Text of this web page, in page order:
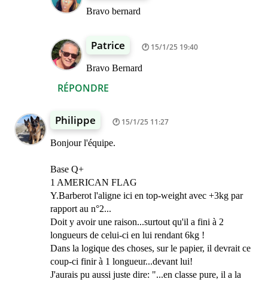
RÉPONDRE
Bravo bernard
Patrice 15/1/25 19:40
Bravo Bernard
Philippe 15/1/25 11:27
Bonjour l'équipe.
Base Q+
1 AMERICAN FLAG
Y.Barberot l'aligne ici en top-weight avec +3kg par
rapport au n°2...
Doit y avoir une raison...surtout qu'il a fini à 2
longueurs de celui-ci en lui rendant 6kg !
Dans la logique des choses, sur le papier, il devrait ce
coup-ci finir à 1 longueur...devant lui!
J'aurais pu aussi juste dire: "...en classe pure, il a la